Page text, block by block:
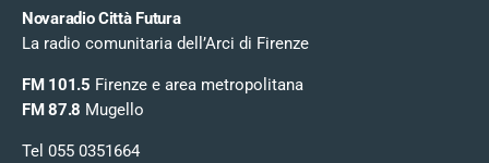
Novaradio Città Futura
La radio comunitaria dell’Arci di Firenze
FM 101.5 Firenze e area metropolitana
FM 87.8 Mugello
Tel 055 0351664